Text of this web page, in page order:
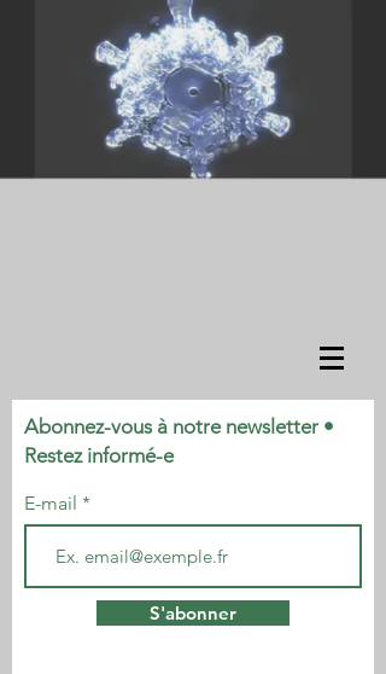
Abonnez-vous à notre newsletter •
Restez informé-e
E-mail
S'abonner